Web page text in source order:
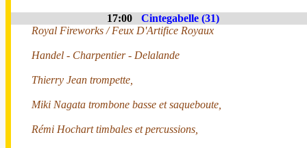
17:00
Cintegabelle (31)
Royal Fireworks / Feux D'Artifice Royaux
Handel - Charpentier - Delalande
Thierry Jean trompette,
Miki Nagata trombone basse et saqueboute,
Rémi Hochart timbales et percussions,